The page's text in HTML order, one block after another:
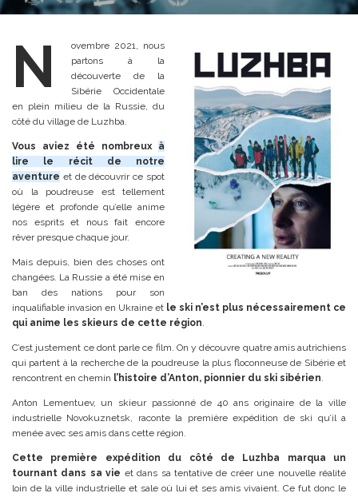
N
ovembre 2021, nous
partons à la
découverte de la
Sibérie Occidentale
en plein milieu de la Russie, du
côté du village de Luzhba.
Vous aviez été nombreux à
lire le récit de notre
aventure et de découvrir ce spot
où la poudreuse est tellement
légère et profonde qu’elle anime
nos esprits et nous fait encore
rêver presque chaque jour.
Mais depuis, bien des choses ont
changées. La Russie a été mise en
ban des nations pour son
inqualifiable invasion en Ukraine et le ski n’est plus nécessairement ce
qui anime les skieurs de cette région.
C’est justement ce dont parle ce film. On y découvre quatre amis autrichiens
qui partent à la recherche de la poudreuse la plus floconneuse de Sibérie et
rencontrent en chemin l’histoire d’Anton, pionnier du ski sibérien.
Anton Lementuev, un skieur passionné de 40 ans originaire de la ville
industrielle Novokuznetsk, raconte la première expédition de ski qu’il a
menée avec ses amis dans cette région.
Cette première expédition du côté de Luzhba marqua un
tournant dans sa vie et dans sa tentative de créer une nouvelle réalité
loin de la ville industrielle et sale où lui et ses amis vivaient. Ce fut donc le